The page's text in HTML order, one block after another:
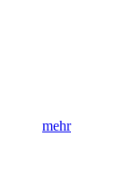
mehr